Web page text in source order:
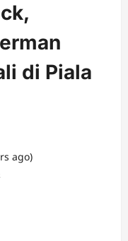
di Piala
ago)